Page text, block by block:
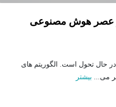
عصر هوش مصنوعی
حال تحول است. الگوریتم های
می... بیشتر